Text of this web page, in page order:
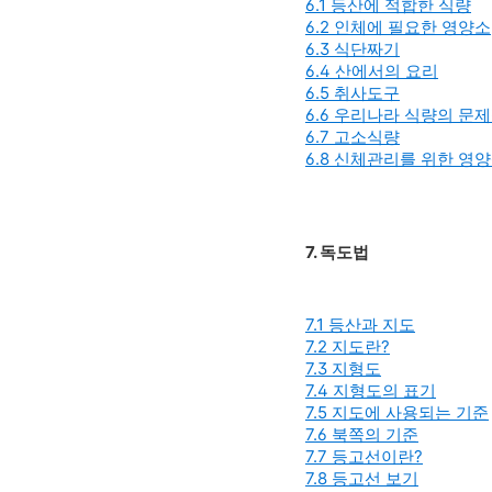
6.1 등산에 적합한 식량
6.2 인체에 필요한 영양소
6.3 식단짜기
6.4 산에서의 요리
6.5 취사도구
6.6 우리나라 식량의 문
6.7 고소식량
6.8 신체관리를 위한 영
7. 독도법
7.1 등산과 지도
7.2 지도란?
7.3 지형도
7.4 지형도의 표기
7.5 지도에 사용되는 기준
7.6 북쪽의 기준
7.7 등고선이란?
7.8 등고선 보기